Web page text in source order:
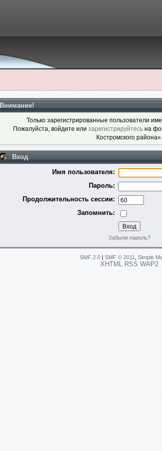
Внимание!
Только зарегистрированные пользователи
Пожалуйста, войдите или зарегистрируйтесьна
Костромского района».
Вход
Имя пользователя:
Пароль:
Продолжительность сессии:
Запомнить:
Забыли пароль?
SMF 2.0 | SMF © 2011 Simple
XHTML RSS WAP2